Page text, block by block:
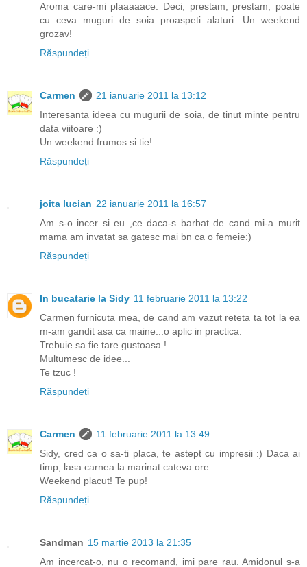
Aroma care-mi plaaaaace. Deci, prestam, prestam, poate
cu ceva muguri de soia proaspeti alaturi. Un weekend
grozav!
Răspundeți
Carmen
21 ianuarie 2011 la 13:12
Interesanta ideea cu mugurii de soia, de tinut minte pentru
data viitoare :)
Un weekend frumos si tie!
Răspundeți
joita lucian 22 ianuarie 2011 la 16:57
Am s-o incer si eu ,ce daca-s barbat de cand mi-a murit
mama am invatat sa gatesc mai bn ca o femeie:)
Răspundeți
In bucatarie la Sidy 11 februarie 2011 la 13:22
Carmen furnicuta mea, de cand am vazut reteta ta tot la ea
m-am gandit asa ca maine...o aplic in practica.
Trebuie sa fie tare gustoasa !
Multumesc de idee...
Te tzuc !
Răspundeți
Carmen
11 februarie 2011 la 13:49
Sidy, cred ca o sa-ti placa, te astept cu impresii :) Daca ai
timp, lasa carnea la marinat cateva ore.
Weekend placut! Te pup!
Răspundeți
Sandman 15 martie 2013 la 21:35
Am incercat-o, nu o recomand, imi pare rau. Amidonul s-a